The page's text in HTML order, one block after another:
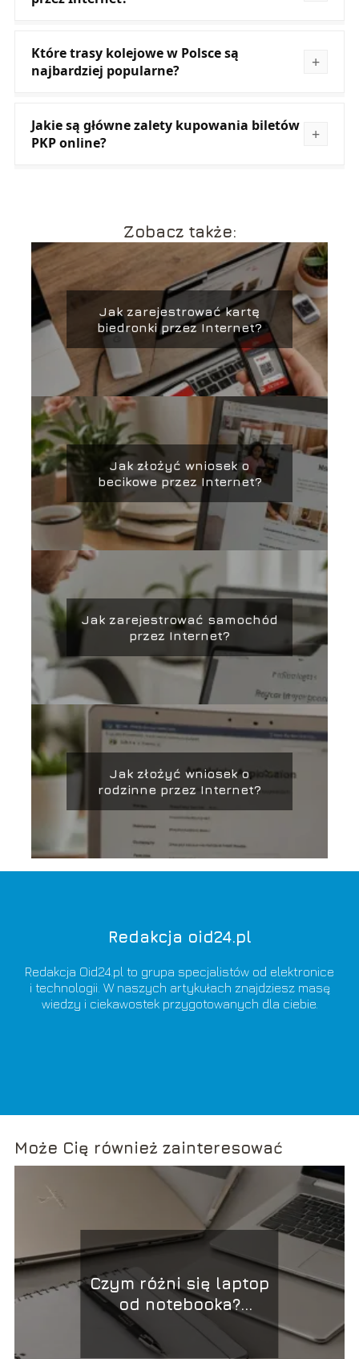
Które trasy kolejowe w Polsce są
najbardziej popularne?
Jakie są główne zalety kupowania biletów
PKP online?
Zobacz także:
Jak zarejestrować kartę
biedronki przez Internet?
Jak złożyć wniosek o
becikowe przez Internet?
Jak zarejestrować samochód
przez Internet?
Jak złożyć wniosek o
rodzinne przez Internet?
Redakcja oid24.pl
Redakcja Oid24.pl to grupa specjalistów od elektronice
i technologii. W naszych artykułach znajdziesz masę
wiedzy i ciekawostek przygotowanych dla ciebie.
Może Cię również zainteresować
Czym różni się laptop
od notebooka?
Praktyczne wyjaśnienie